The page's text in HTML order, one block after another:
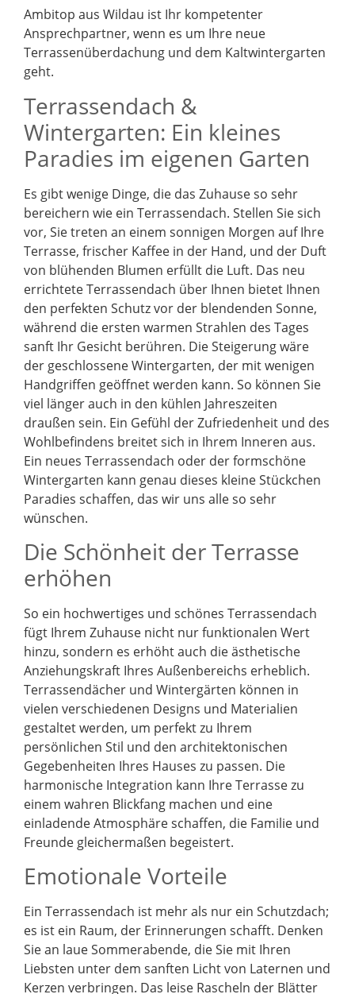
Ambitop aus Wildau ist Ihr kompetenter
Ansprechpartner, wenn es um Ihre neue
Terrassenüberdachung und dem Kaltwintergarten
geht.
Terrassendach &
Wintergarten: Ein kleines
Paradies im eigenen Garten
Es gibt wenige Dinge, die das Zuhause so sehr
bereichern wie ein Terrassendach. Stellen Sie sich
vor, Sie treten an einem sonnigen Morgen auf Ihre
Terrasse, frischer Kaffee in der Hand, und der Duft
von blühenden Blumen erfüllt die Luft. Das neu
errichtete Terrassendach über Ihnen bietet Ihnen
den perfekten Schutz vor der blendenden Sonne,
während die ersten warmen Strahlen des Tages
sanft Ihr Gesicht berühren. Die Steigerung wäre
der geschlossene Wintergarten, der mit wenigen
Handgriffen geöffnet werden kann. So können Sie
viel länger auch in den kühlen Jahreszeiten
draußen sein. Ein Gefühl der Zufriedenheit und des
Wohlbefindens breitet sich in Ihrem Inneren aus.
Ein neues Terrassendach oder der formschöne
Wintergarten kann genau dieses kleine Stückchen
Paradies schaffen, das wir uns alle so sehr
wünschen.
Die Schönheit der Terrasse
erhöhen
So ein hochwertiges und schönes Terrassendach
fügt Ihrem Zuhause nicht nur funktionalen Wert
hinzu, sondern es erhöht auch die ästhetische
Anziehungskraft Ihres Außenbereichs erheblich.
Terrassendächer und Wintergärten können in
vielen verschiedenen Designs und Materialien
gestaltet werden, um perfekt zu Ihrem
persönlichen Stil und den architektonischen
Gegebenheiten Ihres Hauses zu passen. Die
harmonische Integration kann Ihre Terrasse zu
einem wahren Blickfang machen und eine
einladende Atmosphäre schaffen, die Familie und
Freunde gleichermaßen begeistert.
Emotionale Vorteile
Ein Terrassendach ist mehr als nur ein Schutzdach;
es ist ein Raum, der Erinnerungen schafft. Denken
Sie an laue Sommerabende, die Sie mit Ihren
Liebsten unter dem sanften Licht von Laternen und
Kerzen verbringen. Das leise Rascheln der Blätter